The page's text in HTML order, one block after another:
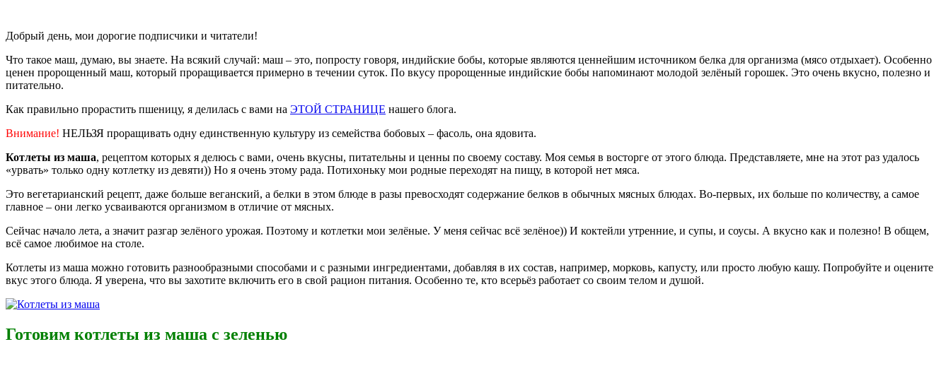
Добрый день, мои дорогие подписчики и читатели!
Что такое маш, думаю, вы знаете. На всякий случай: маш – это, попросту говоря, индийские бобы, которые являются ценнейшим источником белка для организма (мясо отдыхает). Особенно
ценен пророщенный маш, который проращивается примерно в течении суток. По вкусу пророщенные индийские бобы напоминают молодой зелёный горошек. Это очень вкусно, полезно и
питательно.
Как правильно прорастить пшеницу, я делилась с вами на ЭТОЙ СТРАНИЦЕ нашего блога.
Внимание! НЕЛЬЗЯ проращивать одну единственную культуру из семейства бобовых – фасоль, она ядовита.
Котлеты из маша, рецептом которых я делюсь с вами, очень вкусны, питательны и ценны по своему составу. Моя семья в восторге от этого блюда. Представляете, мне на этот раз удалось
«урвать» только одну котлетку из девяти)) Но я очень этому рада. Потихоньку мои родные переходят на пищу, в которой нет мяса.
Это вегетарианский рецепт, даже больше веганский, а белки в этом блюде в разы превосходят содержание белков в обычных мясных блюдах. Во-первых, их больше по количеству, а самое
главное – они легко усваиваются организмом в отличие от мясных.
Сейчас начало лета, а значит разгар зелёного урожая. Поэтому и котлетки мои зелёные. У меня сейчас всё зелёное)) И коктейли утренние, и супы, и соусы. А вкусно как и полезно! В общем,
всё самое любимое на столе.
Котлеты из маша можно готовить разнообразными способами и с разными ингредиентами, добавляя в их состав, например, морковь, капусту, или просто любую кашу. Попробуйте и оцените
вкус этого блюда. Я уверена, что вы захотите включить его в свой рацион питания. Особенно те, кто всерьёз работает со своим телом и душой.
Готовим котлеты из маша с зеленью